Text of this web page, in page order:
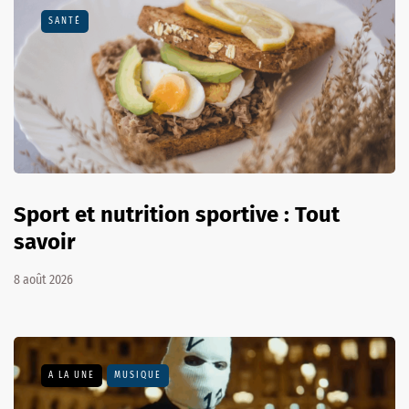
SANTÉ
Sport et nutrition sportive : Tout
savoir
8 août 2026
A LA UNE MUSIQUE